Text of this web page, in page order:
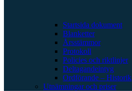
Startsida dokument
Blanketter
Årsstämmor
Protokoll
Policies och riktlinjer
Deltagandeintyg
Ordförande – Historik
Utnämningar och priser